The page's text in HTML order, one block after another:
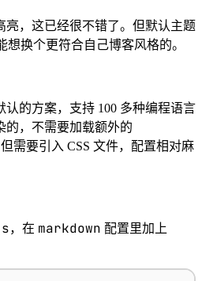
亮，这已经很不错了。但默认主题
想换个更符合自己博客风格的。
认的方案，支持 100 多种编程语言
的，不需要加载额外的
但需要引入 CSS 文件，配置相对麻
，在 markdown 配置里加上